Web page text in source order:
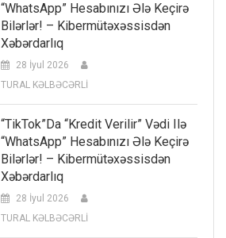
“WhatsApp” Hesabınızı Ələ Keçirə
Bilərlər! – Kibermütəxəssisdən
Xəbərdarlıq
28 İyul 2026
TURAL KƏLBƏCƏRLİ
“TikTok”da “kredit Verilir” Vədi Ilə
“WhatsApp” Hesabınızı Ələ Keçirə
Bilərlər! – Kibermütəxəssisdən
Xəbərdarlıq
28 İyul 2026
TURAL KƏLBƏCƏRLİ